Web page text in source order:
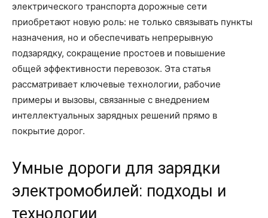
электрического транспорта дорожные сети
приобретают новую роль: не только связывать пункты
назначения, но и обеспечивать непрерывную
подзарядку, сокращение простоев и повышение
общей эффективности перевозок. Эта статья
рассматривает ключевые технологии, рабочие
примеры и вызовы, связанные с внедрением
интеллектуальных зарядных решений прямо в
покрытие дорог.
Умные дороги для зарядки
электромобилей: подходы и
технологии